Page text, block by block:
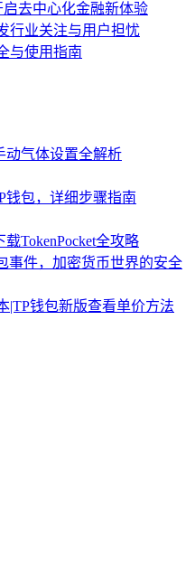
启去中心化金融新体验
行业关注与用户担忧
与使用指南
动气体设置全解析
钱包，详细步骤指南
TokenPocket全攻略
事件，加密货币世界的安全
|TP钱包新版查看单价方法